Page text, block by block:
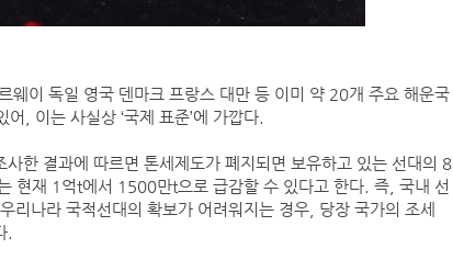
이 독일 영국 덴마크 프랑스 대만 등 이미 약 20개 주요 해운국
, 이는 사실상 ‘국제 표준’에 가깝다.
한 결과에 따르면 톤세제도가 폐지되면 보유하고 있는 선대의 8
현재 1억t에서 1500만t으로 급감할 수 있다고 한다. 즉, 국내 선
리나라 국적선대의 확보가 어려워지는 경우, 당장 국가의 조세
.